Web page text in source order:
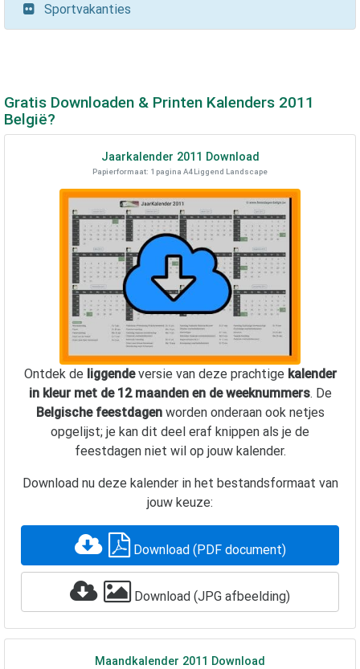
Sportvakanties
Gratis Downloaden & Printen Kalenders 2011
België?
Jaarkalender 2011 Download
Papierformaat: 1 pagina A4 Liggend Landscape
Ontdek de liggendeversie van deze prachtige kalender
in kleur met de 12 maanden en de weeknummers. De
Belgische feestdagenworden onderaan ook netjes
opgelijst; je kan dit deel eraf knippen als je de
feestdagen niet wil op jouw kalender.
Download nu deze kalender in het bestandsformaat van
jouw keuze:
Download (PDF document)
Download (JPG afbeelding)
Maandkalender 2011 Download